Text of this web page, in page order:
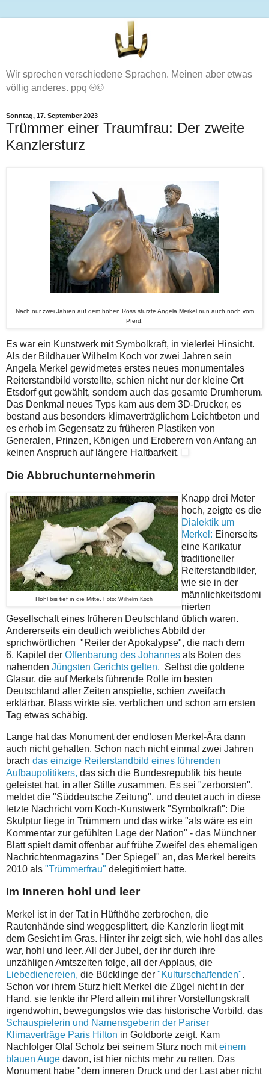
Wir sprechen verschiedene Sprachen. Meinen aber etwas
völlig anderes. ppq ®©
Sonntag, 17. September 2023
Trümmer einer Traumfrau: Der zweite
Kanzlersturz
Nach nur zwei Jahren auf dem hohen Ross stürzte Angela Merkel nun auch noch vom
Pferd.
Es war ein Kunstwerk mit Symbolkraft, in vielerlei Hinsicht.
Als der Bildhauer Wilhelm Koch vor zwei Jahren sein
Angela Merkel gewidmetes erstes neues monumentales
Reiterstandbild vorstellte, schien nicht nur der kleine Ort
Etsdorf gut gewählt, sondern auch das gesamte Drumherum.
Das Denkmal neues Typs kam aus dem 3D-Drucker, es
bestand aus besonders klimaverträglichem Leichtbeton und
es erhob im Gegensatz zu früheren Plastiken von
Generalen, Prinzen, Königen und Eroberern von Anfang an
keinen Anspruch auf längere Haltbarkeit.
Die Abbruchunternehmerin
Hohl bis tief in die Mitte. Foto: Wilhelm Koch
Knapp drei Meter
hoch, zeigte es die
Dialektik um
Merkel: Einerseits
eine Karikatur
traditioneller
Reiterstandbilder,
wie sie in der
männlichkeitsdomi
nierten
Gesellschaft eines früheren Deutschland üblich waren.
Andererseits ein deutlich weibliches Abbild der
sprichwörtlichen "Reiter der Apokalypse", die nach dem
6. Kapitel der Offenbarung des Johannes als Boten des
nahenden Jüngsten Gerichts gelten. Selbst die goldene
Glasur, die auf Merkels führende Rolle im besten
Deutschland aller Zeiten anspielte, schien zweifach
erklärbar. Blass wirkte sie, verblichen und schon am ersten
Tag etwas schäbig.
Lange hat das Monument der endlosen Merkel-Ära dann
auch nicht gehalten. Schon nach nicht einmal zwei Jahren
brach das einzige Reiterstandbild eines führenden
Aufbaupolitikers, das sich die Bundesrepublik bis heute
geleistet hat, in aller Stille zusammen. Es sei "zerborsten",
meldet die "Süddeutsche Zeitung", und deutet auch in diese
letzte Nachricht vom Koch-Kunstwerk "Symbolkraft": Die
Skulptur liege in Trümmern und das wirke "als wäre es ein
Kommentar zur gefühlten Lage der Nation" - das Münchner
Blatt spielt damit offenbar auf frühe Zweifel des ehemaligen
Nachrichtenmagazins "Der Spiegel" an, das Merkel bereits
2010 als "Trümmerfrau" delegitimiert hatte.
Im Inneren hohl und leer
Merkel ist in der Tat in Hüfthöhe zerbrochen, die
Rautenhände sind weggesplittert, die Kanzlerin liegt mit
dem Gesicht im Gras. Hinter ihr zeigt sich, wie hohl das alles
war, hohl und leer. All der Jubel, der ihr durch ihre
unzähligen Amtszeiten folge, all der Applaus, die
Liebedienereien, die Bücklinge der "Kulturschaffenden".
Schon vor ihrem Sturz hielt Merkel die Zügel nicht in der
Hand, sie lenkte ihr Pferd allein mit ihrer Vorstellungskraft
irgendwohin, bewegungslos wie das historische Vorbild, das
Schauspielerin und Namensgeberin der Pariser
Klimaverträge Paris Hilton in Goldborte zeigt. Kam
Nachfolger Olaf Scholz bei seinem Sturz noch miteinem
blauen Auge davon, ist hier nichts mehr zu retten. Das
Monument habe "dem inneren Druck und der Last aber nicht